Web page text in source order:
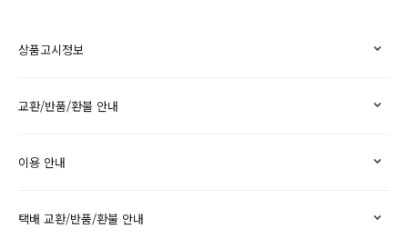
상품고시정보
교환/반품/환불 안내
이용 안내
택배 교환/반품/환불 안내